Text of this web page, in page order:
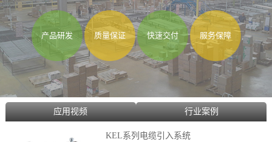
产品研发 质量保证 快速交付 服务保障
应用视频 行业案例
KEL系列电缆引入系统